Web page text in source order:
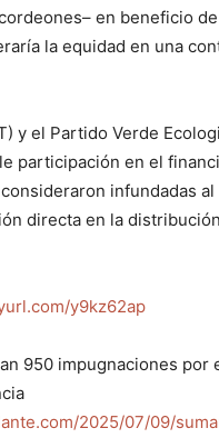
en beneficio
la equidad en una
y el Partido Verde
participación en el
infundadas
directa en la
y9kz62ap
950 impugnaciones
2025/07/09/